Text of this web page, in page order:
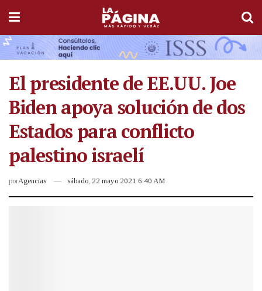
El presidente de EE.UU. Joe
Biden apoya solución de dos
Estados para conflicto
palestino israelí
porAgencias sábado, 22 mayo 2021 6:40 AM